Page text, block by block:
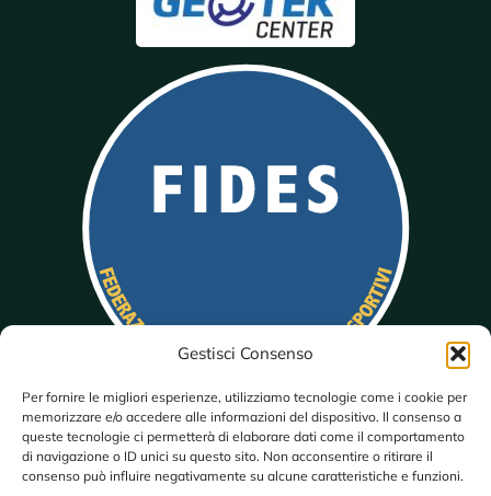
Gestisci Consenso
Per fornire le migliori esperienze, utilizziamo tecnologie come i cookie per
memorizzare e/o accedere alle informazioni del dispositivo. Il consenso a
queste tecnologie ci permetterà di elaborare dati come il comportamento
di navigazione o ID unici su questo sito. Non acconsentire o ritirare il
consenso può influire negativamente su alcune caratteristiche e funzioni.